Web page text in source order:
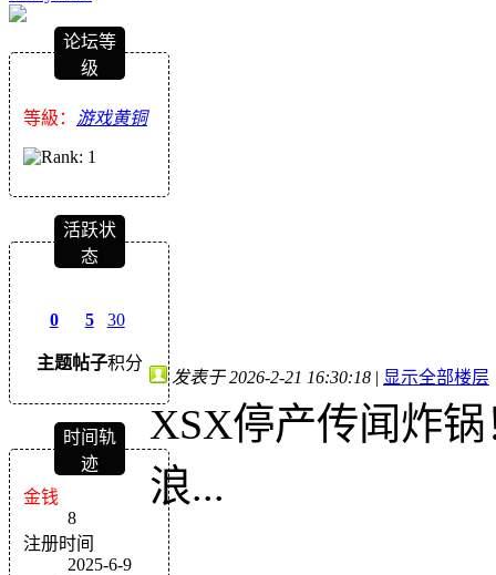
论坛等
级
等級： 游戏黄铜
活跃状
态
0
主题
5
帖子
30
积分
时间轨
迹
金钱
8
注册时间
2025-6-9
发表于 2026-2-21 16:30:18 | 显示全部楼层
XSX停产传闻炸
浪...